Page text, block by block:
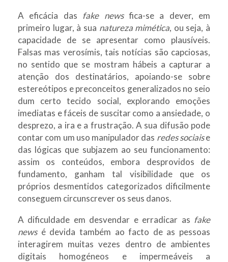
A eficácia das fake news fica-se a dever, em
primeiro lugar, à sua natureza mimética, ou seja, à
capacidade de se apresentar como plausíveis.
Falsas mas verosímis, tais notícias são capciosas,
no sentido que se mostram hábeis a capturar a
atenção dos destinatários, apoiando-se sobre
estereótipos e preconceitos generalizados no seio
dum certo tecido social, explorando emoções
imediatas e fáceis de suscitar como a ansiedade, o
desprezo, a ira e a frustração. A sua difusão pode
contar com um uso manipulador das redes sociaise
das lógicas que subjazem ao seu funcionamento:
assim os conteúdos, embora desprovidos de
fundamento, ganham tal visibilidade que os
próprios desmentidos categorizados dificilmente
conseguem circunscrever os seus danos.
A dificuldade em desvendar e erradicar as fake
news é devida também ao facto de as pessoas
interagirem muitas vezes dentro de ambientes
digitais homogéneos e impermeáveis a